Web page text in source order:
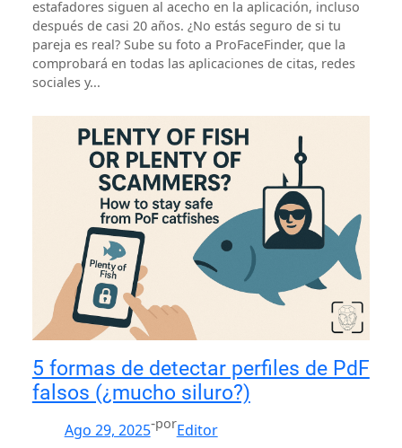
estafadores siguen al acecho en la aplicación, incluso
después de casi 20 años. ¿No estás seguro de si tu
pareja es real? Sube su foto a ProFaceFinder, que la
comprobará en todas las aplicaciones de citas, redes
sociales y...
5 formas de detectar perfiles de PdF
falsos (¿mucho siluro?)
Ago 29, 2025-porEditor